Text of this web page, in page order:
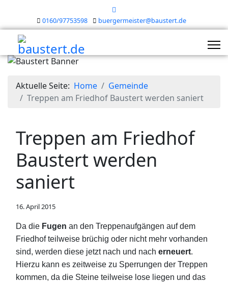
0160/97753598 buergermeister@baustert.de
Aktuelle Seite: Home
Gemeinde
Treppen am Friedhof Baustert werden saniert
Treppen am Friedhof
Baustert werden
saniert
16. April 2015
Da die Fugen an den Treppenaufgängen auf dem
Friedhof teilweise brüchig oder nicht mehr vorhanden
sind, werden diese jetzt nach und nach erneuert.
Hierzu kann es zeitweise zu Sperrungen der Treppen
kommen, da die Steine teilweise lose liegen und das